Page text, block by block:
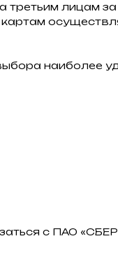
лицам за
наиболее
с ПАО